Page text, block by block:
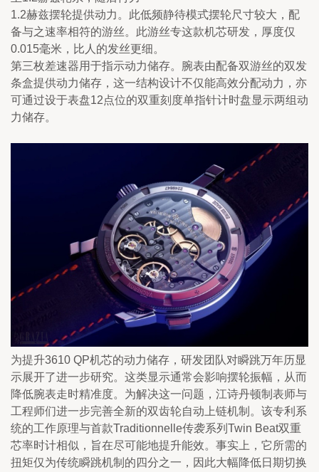
1.2赫兹摆轮提供动力。此低频静待模式摆轮尺寸较大，配
备与之速率相符的游丝。此游丝专这款机芯研发，厚度仅
0.015毫米，比人的发丝更细。
第三枚差速器用于指示动力储存。腕表由配备双游丝的双发
条盒提供动力储存，这一结构设计不仅能高效分配动力，亦
可通过设于表盘12点位的双重刻度单指针计时盘显示两组动
力储存。
为提升3610 QP机芯的动力储存，研发团队对瞬跳万年历显
示展开了进一步研究。这类显示通常会影响摆轮振幅，从而
降低腕表走时精准度。为解决这一问题，江诗丹顿制表师与
工程师们进一步完善全新的双齿轮自动上链机制。该专利系
统的工作原理与首款Traditionnelle传袭系列Twin Beat双重
芯率时计相似，旨在尽可能地提升能效。事实上，它所需的
扭矩仅为传统瞬跳机制的四分之一，因此大幅降低日期切换